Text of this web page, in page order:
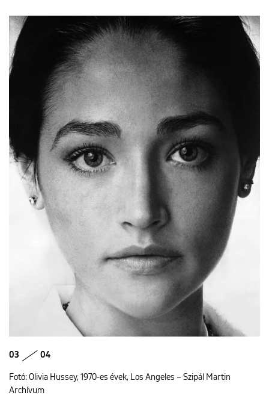
03 04
Fotó: Olivia Hussey, 1970-es évek, Los Angeles – Szipál Martin
Archívum